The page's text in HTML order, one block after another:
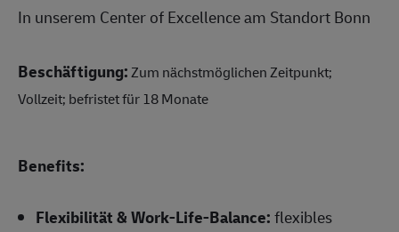
In unserem Center of Excellence am Standort Bonn
Beschäftigung:Zum nächstmöglichen Zeitpunkt;
Vollzeit; befristet für 18 Monate
Benefits:
Flexibilität & Work-Life-Balance:flexibles